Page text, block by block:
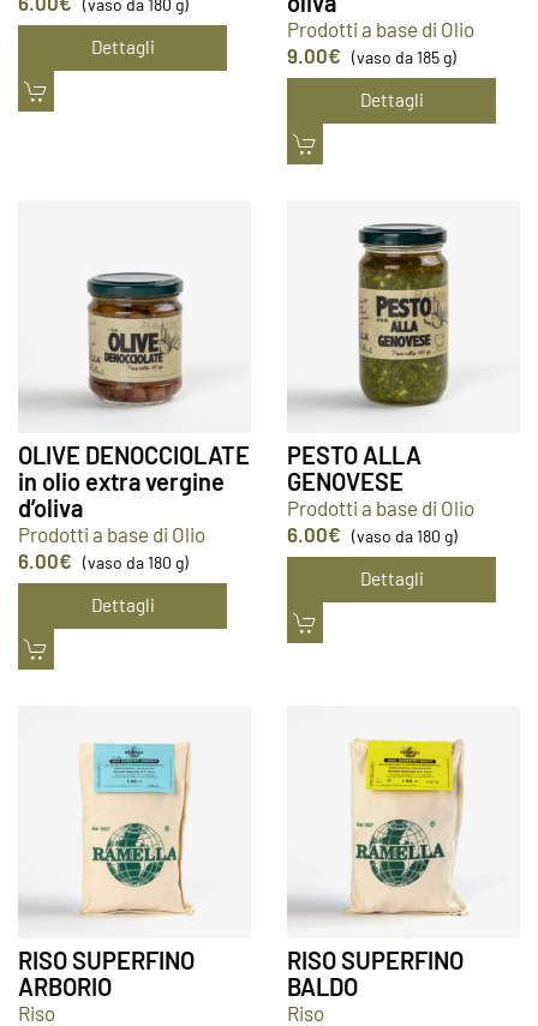
(vaso da 180 g)
Dettagli
Prodotti a base di Olio
9.00€ (vaso da 185 g)
Dettagli
OLIVE DENOCCIOLATE
in olio extra vergine
d’oliva
Prodotti a base di Olio
6.00€ (vaso da 180 g)
Dettagli
PESTO ALLA
GENOVESE
Prodotti a base di Olio
6.00€ (vaso da 180 g)
Dettagli
RISO SUPERFINO
ARBORIO
Riso
RISO SUPERFINO
BALDO
Riso